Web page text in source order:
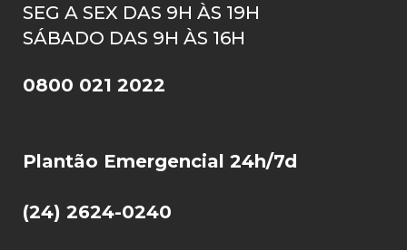
SEG A SEX DAS 9H ÀS 19H
SÁBADO DAS 9H ÀS 16H
0800 021 2022
Plantão Emergencial 24h/7d
(24) 2624-0240